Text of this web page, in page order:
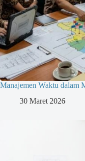
Manajemen Waktu dalam
30 Maret 2026